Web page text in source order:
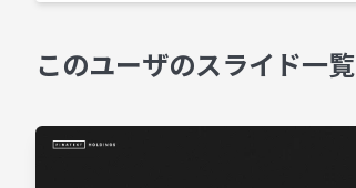
このユーザのスライド一覧